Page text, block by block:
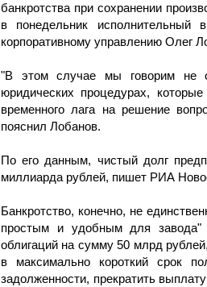
банкротства при сохранении
в понедельник исполнительный
корпоративному управлению Олег
"В этом случае мы говорим не
юридических процедурах,
временного лага на решение
пояснил Лобанов.
По его данным, чистый долг
миллиарда рублей, пишет РИА
Банкротство, конечно, не
простым и удобным для завода"
облигаций на сумму 50 млрд
в максимально короткий срок
задолженности, прекратить